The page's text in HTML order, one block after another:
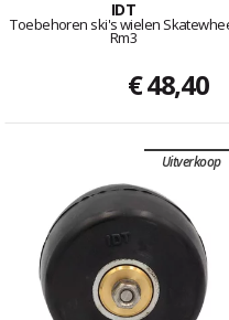
IDT
Toebehoren ski's wielen
Rm3
€ 48,40
Uitverkoop